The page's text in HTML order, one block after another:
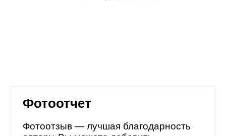
Фотоотчет
Фотоотзыв — лучшая благодарность